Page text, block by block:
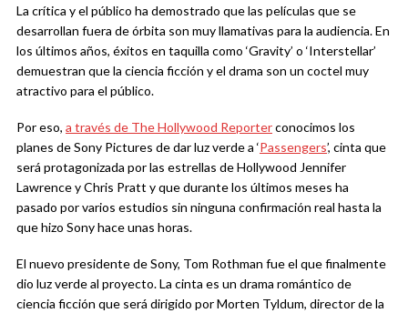
La crítica y el público ha demostrado que las películas que se
desarrollan fuera de órbita son muy llamativas para la audiencia. En
los últimos años, éxitos en taquilla como ‘Gravity’ o ‘Interstellar’
demuestran que la ciencia ficción y el drama son un coctel muy
atractivo para el público.
Por eso, a través de The Hollywood Reporterconocimos los
planes de Sony Pictures de dar luz verde a ‘Passengers’, cinta que
será protagonizada por las estrellas de Hollywood Jennifer
Lawrence y Chris Pratt y que durante los últimos meses ha
pasado por varios estudios sin ninguna confirmación real hasta la
que hizo Sony hace unas horas.
El nuevo presidente de Sony, Tom Rothman fue el que finalmente
dio luz verde al proyecto. La cinta es un drama romántico de
ciencia ficción que será dirigido por Morten Tyldum, director de la